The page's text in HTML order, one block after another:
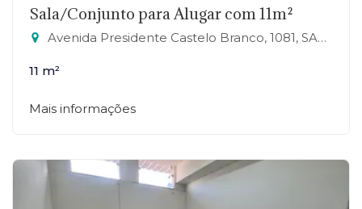
Sala/Conjunto para Alugar com 11m²
Avenida Presidente Castelo Branco, 1081, SALA 23 - Jardim Zaira, Mauá-SP
11 m²
Mais informações